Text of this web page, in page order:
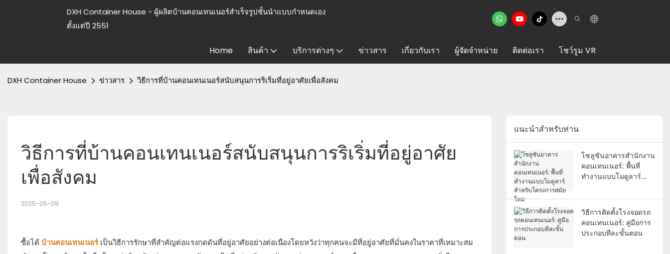
DXH Container House - ผู้ผลิตบ้านคอนเทนเนอร์สำเร็จรูปชั้นนำแบบกำหนดเอง
ตั้งแต่ปี 2551
Home สินค้า บริการต่างๆ ข่าวสาร เกี่ยวกับเรา ผู้จัดจำหน่าย ติดต่อเรา โชว์รูม VR
DXH Container House ข่าวสาร วิธีการที่บ้านคอนเทนเนอร์สนับสนุนการริเริ่มที่อยู่อาศัยเพื่อสังคม
วิธีการที่บ้านคอนเทนเนอร์สนับสนุนการริเริ่มที่อยู่อาศัย
เพื่อสังคม
2025-05-08
ซื้อได้บ้านคอนเทนเนอร์เป็นวิธีการรักษาที่สำคัญต่อแรงกดดันที่อยู่อาศัยอย่างต่อเนื่องโดยหวังว่าทุกคนจะมีที่อยู่อาศัยที่มั่นคงในราคาที่เหมาะสม
แนะนำสำหรับท่าน
โซลูชันอาคารสำนักงาน
คอนเทนเนอร์: พื้นที่
ทำงานแบบโมดูลาร์
ใหม่
วิธีการติดตั้งโรงจอดรถ
คอนเทนเนอร์: คู่มือการ
ประกอบทีละขั้นตอน